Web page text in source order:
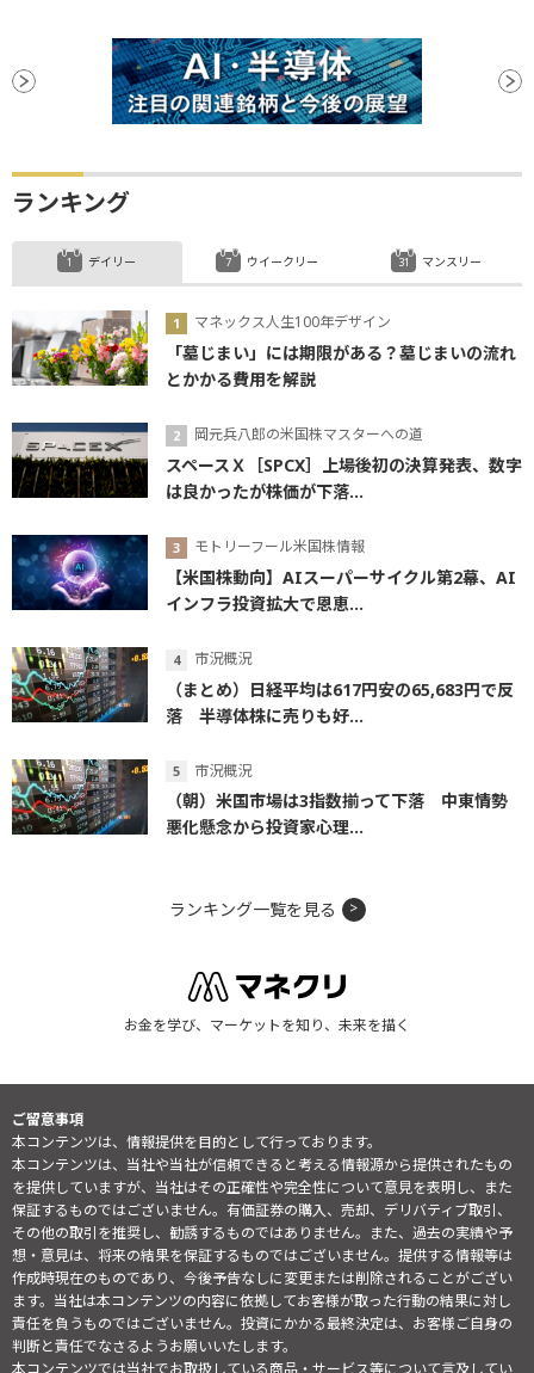
ランキング
デイリー
マネックス人生100年デザイン
「墓じまい」には期限がある？墓じまいの流れ
とかかる費用を解説
岡元兵八郎の米国株マスターへの道
スペースＸ［SPCX］上場後初の決算発表、数字
は良かったが株価が下落...
モトリーフール米国株情報
【米国株動向】AIスーパーサイクル第2幕、AI
インフラ投資拡大で恩恵...
市況概況
（まとめ）日経平均は617円安の65,683円で反
落 半導体株に売りも好...
市況概況
（朝）米国市場は3指数揃って下落 中東情勢
悪化懸念から投資家心理...
ウイークリー マンスリー
ランキング一覧を見る
お金を学び、マーケットを知り、未来を描く
ご留意事項
本コンテンツは、情報提供を目的として行っております。
本コンテンツは、当社や当社が信頼できると考える情報源から提供されたもの
を提供していますが、当社はその正確性や完全性について意見を表明し、また
保証するものではございません。有価証券の購入、売却、デリバティブ取引、
その他の取引を推奨し、勧誘するものではありません。また、過去の実績や予
想・意見は、将来の結果を保証するものではございません。提供する情報等は
作成時現在のものであり、今後予告なしに変更または削除されることがござい
ます。当社は本コンテンツの内容に依拠してお客様が取った行動の結果に対し
責任を負うものではございません。投資にかかる最終決定は、お客様ご自身の
判断と責任でなさるようお願いいたします。